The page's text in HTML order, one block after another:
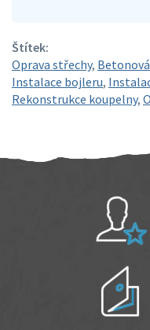
Štítek:
Oprava střechy,
Instalace bojleru,
Rekonstrukce koupelny,